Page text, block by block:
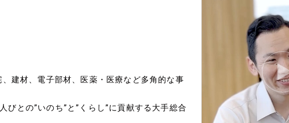
建材、電子部材、医薬・医療など多角的な事
びとの”いのち”と”くらし”に貢献する大手総合